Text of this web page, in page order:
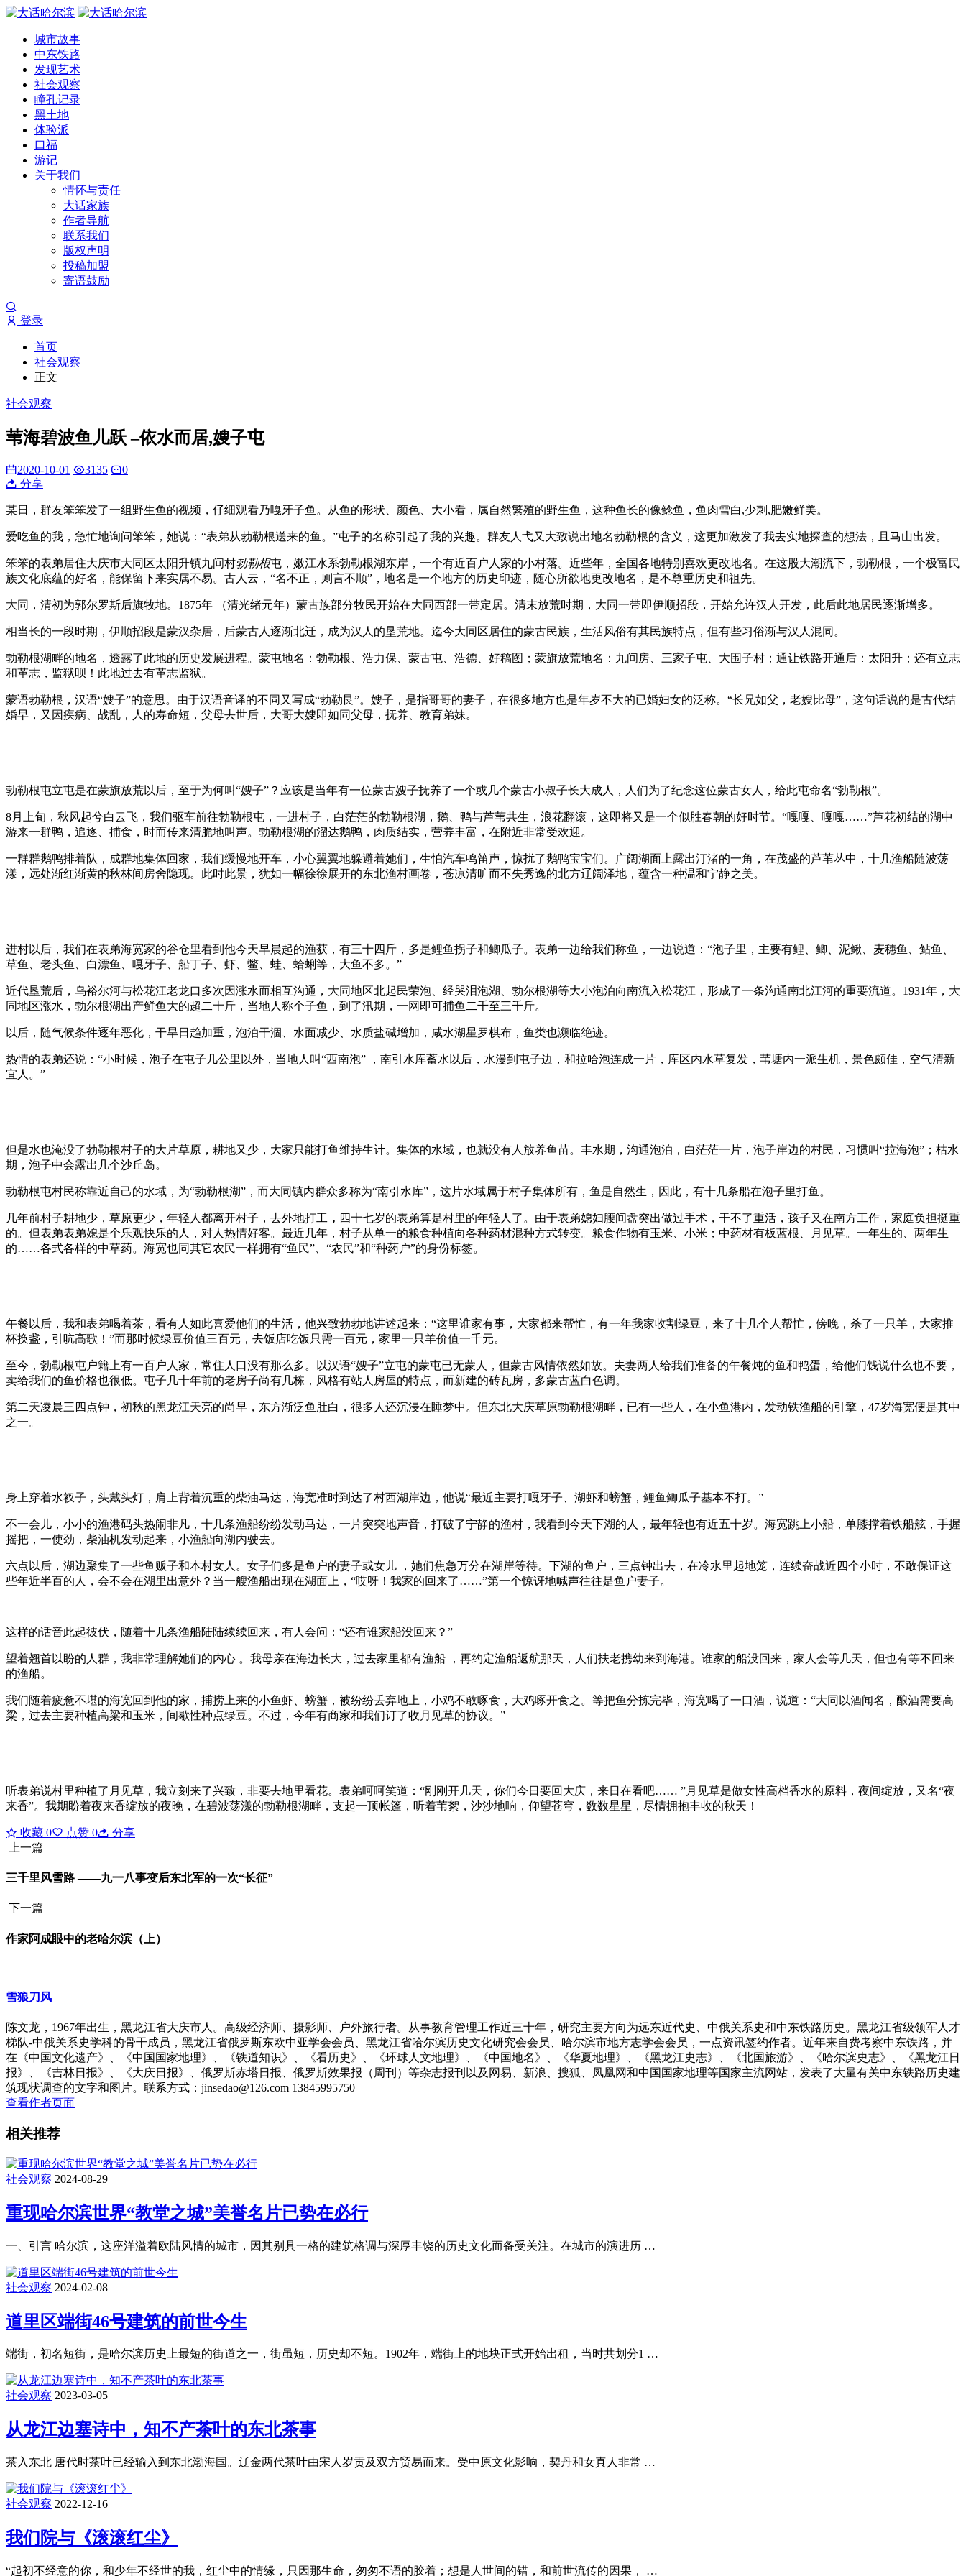
城市故事
中东铁路
发现艺术
社会观察
瞳孔记录
黑土地
体验派
口福
游记
关于我们
情怀与责任
大话家族
作者导航
联系我们
版权声明
投稿加盟
寄语鼓励
登录
首页
社会观察
正文
社会观察
苇海碧波鱼儿跃 –依水而居,嫂子屯
2020-10-01 3135
0
分享
某日，群友笨笨发了一组野生鱼的视频，仔细观看乃嘎牙子鱼。从鱼的形状、颜色、大小看，属自然繁殖的野生鱼，这种鱼长的像鲶鱼，鱼肉雪白,少刺,肥嫩鲜美。
爱吃鱼的我，急忙地询问笨笨，她说：“表弟从勃勒根送来的鱼。”屯子的名称引起了我的兴趣。群友人弋又大致说出地名勃勒根的含义，这更加激发了我去实地探查的想法，且马山出发。
笨笨的表弟居住大庆市大同区太阳升镇九间村勃勒根屯，嫩江水系勃勒根湖东岸，一个有近百户人家的小村落。近些年，全国各地特别喜欢更改地名。在这股大潮流下，勃勒根，一个极富民
族文化底蕴的好名，能保留下来实属不易。古人云，“名不正，则言不顺”，地名是一个地方的历史印迹，随心所欲地更改地名，是不尊重历史和祖先。
大同，清初为郭尔罗斯后旗牧地。1875年 （清光绪元年）蒙古族部分牧民开始在大同西部一带定居。清末放荒时期，大同一带即伊顺招段，开始允许汉人开发，此后此地居民逐渐增多。
相当长的一段时期，伊顺招段是蒙汉杂居，后蒙古人逐渐北迁，成为汉人的垦荒地。迄今大同区居住的蒙古民族，生活风俗有其民族特点，但有些习俗渐与汉人混同。
勃勒根湖畔的地名，透露了此地的历史发展进程。蒙屯地名：勃勒根、浩力保、蒙古屯、浩德、好稿图；蒙旗放荒地名：九间房、三家子屯、大围子村；通让铁路开通后：太阳升；还有立志
和革志，监狱呗！此地过去有革志监狱。
蒙语勃勒根，汉语“嫂子”的意思。由于汉语音译的不同又写成“勃勒艮”。嫂子，是指哥哥的妻子，在很多地方也是年岁不大的已婚妇女的泛称。“长兄如父，老嫂比母”，这句话说的是古代结
婚早，又因疾病、战乱，人的寿命短，父母去世后，大哥大嫂即如同父母，抚养、教育弟妹。
勃勒根屯立屯是在蒙旗放荒以后，至于为何叫“嫂子”？应该是当年有一位蒙古嫂子抚养了一个或几个蒙古小叔子长大成人，人们为了纪念这位蒙古女人，给此屯命名“勃勒根”。
8月上旬，秋风起兮白云飞，我们驱车前往勃勒根屯，一进村子，白茫茫的勃勒根湖，鹅、鸭与芦苇共生，浪花翻滚，这即将又是一个似胜春朝的好时节。“嘎嘎、嘎嘎……”芦花初结的湖中
游来一群鸭，追逐、捕食，时而传来清脆地叫声。勃勒根湖的溜达鹅鸭，肉质结实，营养丰富，在附近非常受欢迎。
一群群鹅鸭排着队，成群地集体回家，我们缓慢地开车，小心翼翼地躲避着她们，生怕汽车鸣笛声，惊扰了鹅鸭宝宝们。广阔湖面上露出汀渚的一角，在茂盛的芦苇丛中，十几渔船随波荡
漾，远处渐红渐黄的秋林间房舍隐现。此时此景，犹如一幅徐徐展开的东北渔村画卷，苍凉清旷而不失秀逸的北方辽阔泽地，蕴含一种温和宁静之美。
进村以后，我们在表弟海宽家的谷仓里看到他今天早晨起的渔获，有三十四斤，多是鲤鱼拐子和鲫瓜子。表弟一边给我们称鱼，一边说道：“泡子里，主要有鲤、鲫、泥鳅、麦穗鱼、鲇鱼、
草鱼、老头鱼、白漂鱼、嘎牙子、船丁子、虾、鳖、蛙、蛤蜊等，大鱼不多。”
近代垦荒后，乌裕尔河与松花江老龙口多次因涨水而相互沟通，大同地区北起民荣泡、经哭泪泡湖、勃尔根湖等大小泡泊向南流入松花江，形成了一条沟通南北江河的重要流道。1931年，大
同地区涨水，勃尔根湖出产鲜鱼大的超二十斤，当地人称个子鱼，到了汛期，一网即可捕鱼二千至三千斤。
以后，随气候条件逐年恶化，干旱日趋加重，泡泊干涸、水面减少、水质盐碱增加，咸水湖星罗棋布，鱼类也濒临绝迹。
热情的表弟还说：“小时候，泡子在屯子几公里以外，当地人叫“西南泡” ，南引水库蓄水以后，水漫到屯子边，和拉哈泡连成一片，库区内水草复发，苇塘内一派生机，景色颇佳，空气清新
宜人。”
但是水也淹没了勃勒根村子的大片草原，耕地又少，大家只能打鱼维持生计。集体的水域，也就没有人放养鱼苗。丰水期，沟通泡泊，白茫茫一片，泡子岸边的村民，习惯叫“拉海泡”；枯水
期，泡子中会露出几个沙丘岛。
勃勒根屯村民称靠近自己的水域，为“勃勒根湖”，而大同镇内群众多称为“南引水库”，这片水域属于村子集体所有，鱼是自然生，因此，有十几条船在泡子里打鱼。
几年前村子耕地少，草原更少，年轻人都离开村子，去外地打工 ， 四十七岁的表弟算是村里的年轻人了。由于表弟媳妇腰间盘突出做过手术，干不了重活，孩子又在南方工作，家庭负担挺重
的。但表弟表弟媳是个乐观快乐的人，对人热情好客。最近几年，村子从单一的粮食种植向各种药材混种方式转变。粮食作物有玉米、小米；中药材有板蓝根、月见草。一年生的、两年生
的……各式各样的中草药。海宽也同其它农民一样拥有“鱼民”、“农民”和“种药户”的身份标签。
午餐以后，我和表弟喝着茶，看有人如此喜爱他们的生活，他兴致勃勃地讲述起来：“这里谁家有事，大家都来帮忙，有一年我家收割绿豆，来了十几个人帮忙，傍晚，杀了一只羊，大家推
杯换盏，引吭高歌！”而那时候绿豆价值三百元，去饭店吃饭只需一百元，家里一只羊价值一千元。
至今，勃勒根屯户籍上有一百户人家，常住人口没有那么多。以汉语“嫂子”立屯的蒙屯已无蒙人，但蒙古风情依然如故。夫妻两人给我们准备的午餐炖的鱼和鸭蛋，给他们钱说什么也不要，
卖给我们的鱼价格也很低。屯子几十年前的老房子尚有几栋，风格有站人房屋的特点，而新建的砖瓦房，多蒙古蓝白色调。
第二天凌晨三四点钟，初秋的黑龙江天亮的尚早，东方渐泛鱼肚白，很多人还沉浸在睡梦中。但东北大庆草原勃勒根湖畔，已有一些人，在小鱼港内，发动铁渔船的引擎，47岁海宽便是其中
之一。
身上穿着水衩子，头戴头灯，肩上背着沉重的柴油马达，海宽准时到达了村西湖岸边，他说“最近主要打嘎牙子、湖虾和螃蟹，鲤鱼鲫瓜子基本不打。”
不一会儿，小小的渔港码头热闹非凡，十几条渔船纷纷发动马达，一片突突地声音，打破了宁静的渔村，我看到今天下湖的人，最年轻也有近五十岁。海宽跳上小船，单膝撑着铁船舷，手握
摇把，一使劲，柴油机发动起来，小渔船向湖内驶去。
六点以后，湖边聚集了一些鱼贩子和本村女人。女子们多是鱼户的妻子或女儿 ，她们焦急万分在湖岸等待。下湖的鱼户，三点钟出去，在冷水里起地笼，连续奋战近四个小时，不敢保证这
些年近半百的人，会不会在湖里出意外？当一艘渔船出现在湖面上，“哎呀！我家的回来了……”第一个惊讶地喊声往往是鱼户妻子。
这样的话音此起彼伏，随着十几条渔船陆陆续续回来，有人会问：“还有谁家船没回来？”
望着翘首以盼的人群，我非常理解她们的内心 。我母亲在海边长大，过去家里都有渔船 ，再约定渔船返航那天，人们扶老携幼来到海港。谁家的船没回来，家人会等几天，但也有等不回来
的渔船。
我们随着疲惫不堪的海宽回到他的家，捕捞上来的小鱼虾、螃蟹，被纷纷丢弃地上，小鸡不敢啄食，大鸡啄开食之。等把鱼分拣完毕，海宽喝了一口酒，说道：“大同以酒闻名，酿酒需要高
粱，过去主要种植高粱和玉米，间歇性种点绿豆。不过，今年有商家和我们订了收月见草的协议。”
听表弟说村里种植了月见草，我立刻来了兴致，非要去地里看花。表弟呵呵笑道：“刚刚开几天，你们今日要回大庆，来日在看吧…… ”月见草是做女性高档香水的原料，夜间绽放，又名“夜
来香”。我期盼着夜来香绽放的夜晚，在碧波荡漾的勃勒根湖畔，支起一顶帐篷，听着苇絮，沙沙地响，仰望苍穹，数数星星，尽情拥抱丰收的秋天！
收藏 0 点赞 0
分享
上一篇
三千里风雪路 ——九一八事变后东北军的一次“长征”
下一篇
作家阿成眼中的老哈尔滨（上）
雪狼刀风
陈文龙，1967年出生，黑龙江省大庆市人。高级经济师、摄影师、户外旅行者。从事教育管理工作近三十年，研究主要方向为远东近代史、中俄关系史和中东铁路历史。黑龙江省级领军人才
梯队-中俄关系史学科的骨干成员，黑龙江省俄罗斯东欧中亚学会会员、黑龙江省哈尔滨历史文化研究会会员、哈尔滨市地方志学会会员，一点资讯签约作者。近年来自费考察中东铁路，并
在《中国文化遗产》、《中国国家地理》、《铁道知识》、《看历史》、《环球人文地理》、《中国地名》、《华夏地理》、《黑龙江史志》、《北国旅游》、《哈尔滨史志》、《黑龙江日
报》、《吉林日报》、《大庆日报》、俄罗斯赤塔日报、俄罗斯效果报（周刊）等杂志报刊以及网易、新浪、搜狐、凤凰网和中国国家地理等国家主流网站，发表了大量有关中东铁路历史建
筑现状调查的文字和图片。联系方式：jinsedao@126.com 13845995750
查看作者页面
相关推荐
社会观察 2024-08-29
重现哈尔滨世界“教堂之城”美誉名片已势在必行
一、引言 哈尔滨，这座洋溢着欧陆风情的城市，因其别具一格的建筑格调与深厚丰饶的历史文化而备受关注。在城市的演进历 …
社会观察 2024-02-08
道里区端街46号建筑的前世今生
端街，初名短街，是哈尔滨历史上最短的街道之一，街虽短，历史却不短。1902年，端街上的地块正式开始出租，当时共划分1 …
社会观察 2023-03-05
从龙江边塞诗中，知不产茶叶的东北茶事
茶入东北 唐代时茶叶已经输入到东北渤海国。辽金两代茶叶由宋人岁贡及双方贸易而来。受中原文化影响，契丹和女真人非常 …
社会观察 2022-12-16
我们院与《滚滚红尘》
“起初不经意的你，和少年不经世的我，红尘中的情缘，只因那生命，匆匆不语的胶着；想是人世间的错，和前世流传的因果， …